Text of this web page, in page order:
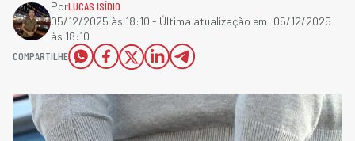
PorLUCAS ISÍDIO
05/12/2025 às 18:10 - Última atualização em: 05/12/2025
às 18:10
COMPARTILHE